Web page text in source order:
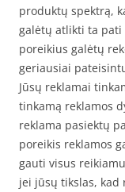
produktų spektrą,
galėtų atlikti ta pati
poreikius galėtų
geriausiai
Jūsų reklamai
tinkamą reklamos
reklama pasiektų
poreikis reklamos
gauti visus
jei jūsų tikslas,